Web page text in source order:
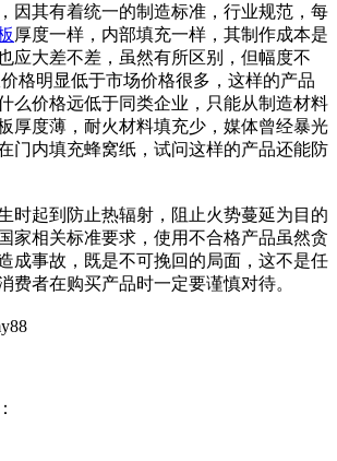
因其有着统一的制造标准，行业规范，每
厚度一样，内部填充一样，其制作成本是
应大差不差，虽然有所区别，但幅度不
格明显低于市场价格很多，这样的产品
么价格远低于同类企业，只能从制造材料
厚度薄，耐火材料填充少，媒体曾经暴光
门内填充蜂窝纸，试问这样的产品还能防
时起到防止热辐射，阻止火势蔓延为目的
家相关标准要求，使用不合格产品虽然贪
成事故，既是不可挽回的局面，这不是任
费者在购买产品时一定要谨慎对待。